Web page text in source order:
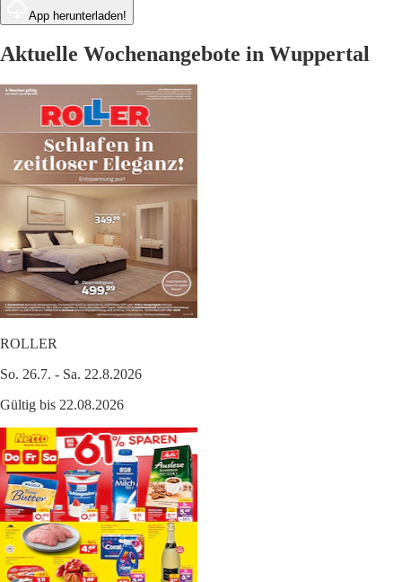
App herunterladen!
Aktuelle Wochenangebote in Wuppertal
ROLLER
So. 26.7. - Sa. 22.8.2026
Gültig bis 22.08.2026